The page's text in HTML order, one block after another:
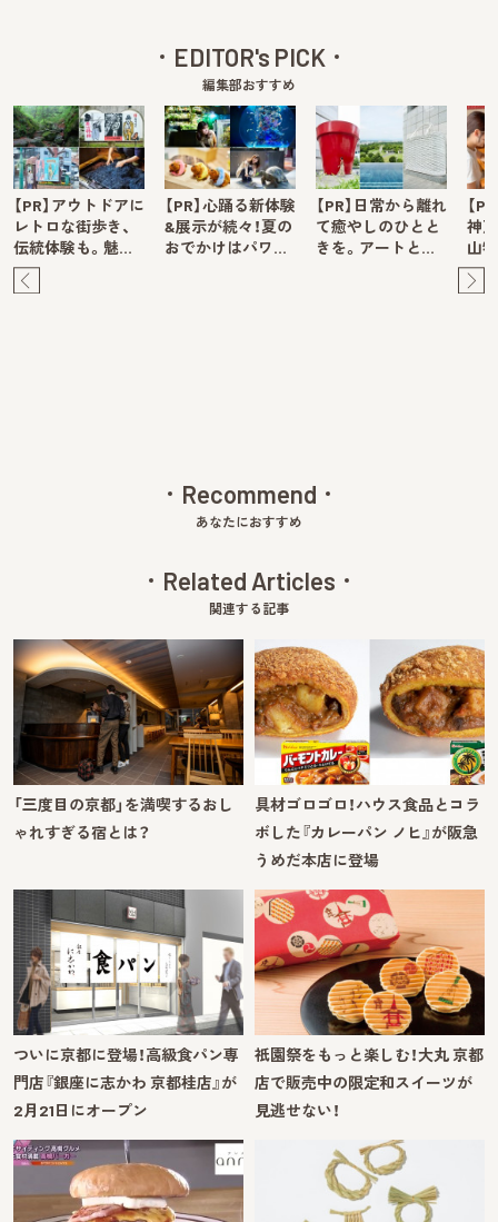
EDITOR's PICK
編集部おすすめ
【PR】アウトドアに
レトロな街歩き、
伝統体験も。魅…
【PR】心踊る新体験
&展示が続々！夏の
おでかけはパワ…
【PR】日常から離れ
て癒やしのひとと
きを。アートと…
【
神
山
Recommend
あなたにおすすめ
Related Articles
関連する記事
「三度目の京都」を満喫するおし
ゃれすぎる宿とは？
具材ゴロゴロ！ハウス食品とコラ
ボした『カレーパン ノヒ』が阪急
うめだ本店に登場
ついに京都に登場！高級食パン専
門店『銀座に志かわ 京都桂店』が
2月21日にオープン
祇園祭をもっと楽しむ！大丸 京都
店で販売中の限定和スイーツが
見逃せない！